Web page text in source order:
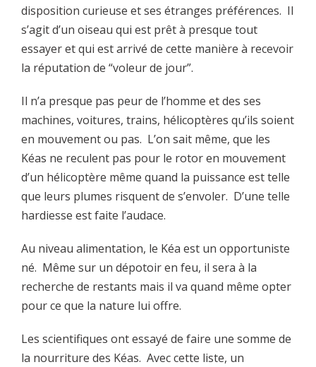
disposition curieuse et ses étranges préférences. Il
s’agit d’un oiseau qui est prêt à presque tout
essayer et qui est arrivé de cette manière à recevoir
la réputation de “voleur de jour”.
Il n’a presque pas peur de l’homme et des ses
machines, voitures, trains, hélicoptères qu’ils soient
en mouvement ou pas. L’on sait même, que les
Kéas ne reculent pas pour le rotor en mouvement
d’un hélicoptère même quand la puissance est telle
que leurs plumes risquent de s’envoler. D’une telle
hardiesse est faite l’audace.
Au niveau alimentation, le Kéa est un opportuniste
né. Même sur un dépotoir en feu, il sera à la
recherche de restants mais il va quand même opter
pour ce que la nature lui offre.
Les scientifiques ont essayé de faire une somme de
la nourriture des Kéas. Avec cette liste, un